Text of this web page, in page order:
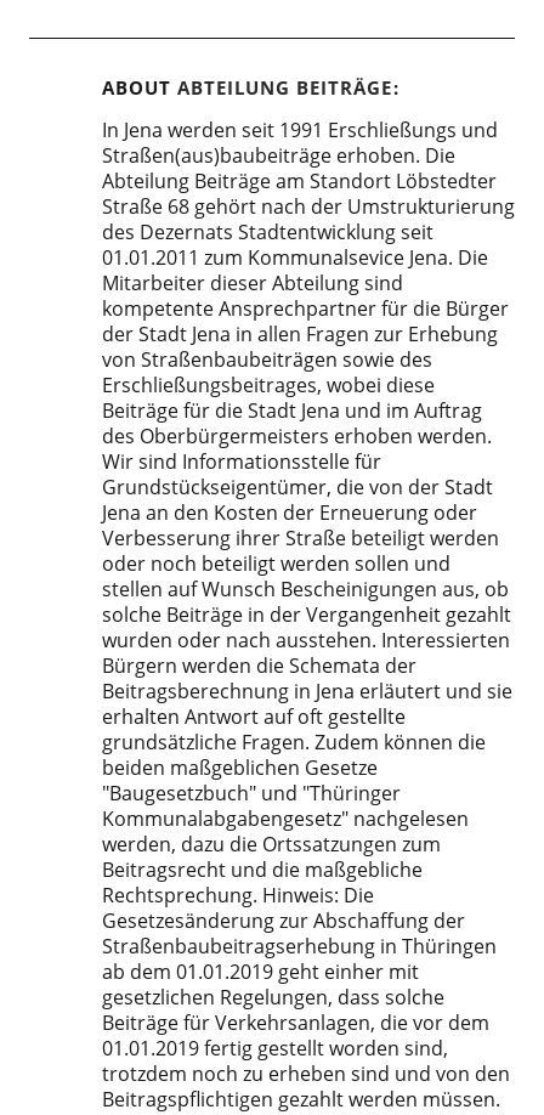
ABOUT ABTEILUNG BEITRÄGE
In Jena werden seit 1991 Erschließungs und
Straßen(aus)baubeiträge erhoben. Die
Abteilung Beiträge am Standort Löbstedter
Straße 68 gehört nach der Umstrukturierung
des Dezernats Stadtentwicklung seit
01.01.2011 zum Kommunalsevice Jena. Die
Mitarbeiter dieser Abteilung sind
kompetente Ansprechpartner für die Bürger
der Stadt Jena in allen Fragen zur Erhebung
von Straßenbaubeiträgen sowie des
Erschließungsbeitrages, wobei diese
Beiträge für die Stadt Jena und im Auftrag
des Oberbürgermeisters erhoben werden.
Wir sind Informationsstelle für
Grundstückseigentümer, die von der Stadt
Jena an den Kosten der Erneuerung oder
Verbesserung ihrer Straße beteiligt werden
oder noch beteiligt werden sollen und
stellen auf Wunsch Bescheinigungen aus, ob
solche Beiträge in der Vergangenheit gezahlt
wurden oder nach ausstehen. Interessierten
Bürgern werden die Schemata der
Beitragsberechnung in Jena erläutert und sie
erhalten Antwort auf oft gestellte
grundsätzliche Fragen. Zudem können die
beiden maßgeblichen Gesetze
"Baugesetzbuch" und "Thüringer
Kommunalabgabengesetz" nachgelesen
werden, dazu die Ortssatzungen zum
Beitragsrecht und die maßgebliche
Rechtsprechung. Hinweis: Die
Gesetzesänderung zur Abschaffung der
Straßenbaubeitragserhebung in Thüringen
ab dem 01.01.2019 geht einher mit
gesetzlichen Regelungen, dass solche
Beiträge für Verkehrsanlagen, die vor dem
01.01.2019 fertig gestellt worden sind,
trotzdem noch zu erheben sind und von den
Beitragspflichtigen gezahlt werden müssen.